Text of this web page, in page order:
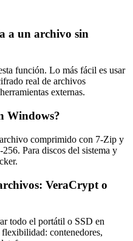
a un archivo sin
función. Lo más fácil es usar
real de archivos
externas.
Windows?
comprimido con 7-Zip y
Para discos del sistema y
VeraCrypt o
todo el portátil o SSD en
contenedores,